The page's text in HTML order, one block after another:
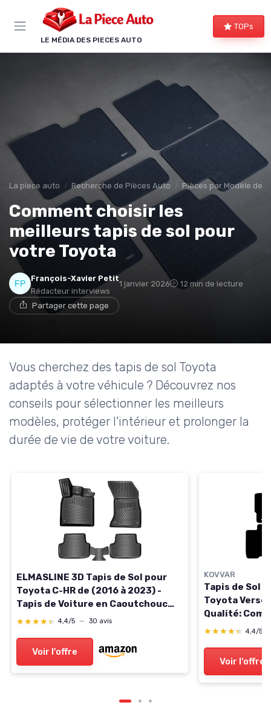
LE MÉDIA DES PIECES AUTO
TOPs
La piece auto Recherche de Pièces Auto Pièces par Modèle de
Comment choisir les
meilleurs tapis de sol pour
votre Toyota
François-Xavier Petit
Rédacteur interviews
1 janvier 2026 12 min de lecture
Partager cette page
Vous cherchez des tapis de sol Toyota
adaptés à votre véhicule ? Découvrez nos
conseils pour sélectionner les meilleurs
modèles, protéger l'intérieur et prolonger la
durée de vie de votre voiture.
ELMASLINE 3D Tapis de Sol pour
Toyota C-HR de (2016 à 2023) -
Tapis de Voiture en Caoutchouc
avec Bords Extra Hauts -
★★★★★
★★★★★ 4,4/5 — 30 avis
Voir l'offre
KOVVAR
Tapis de Sol
Toyota
Qualité:
2015 Comfort
★★★★★
★★★★★ 4,4/5
Voir l'offre
Panneau de gestion des cookies